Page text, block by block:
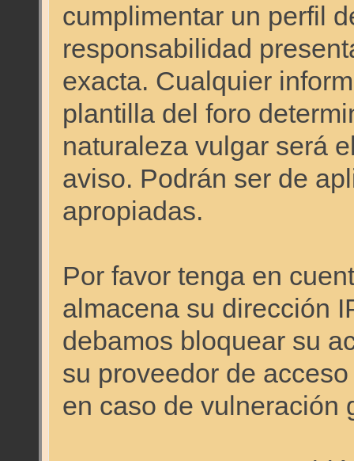
cumplimentar un perfil
responsabilidad
exacta. Cualquier
plantilla del foro
naturaleza vulgar será
aviso. Podrán ser de
apropiadas.
Por favor tenga en
almacena su dirección
debamos bloquear su
su proveedor de
en caso de vulneración